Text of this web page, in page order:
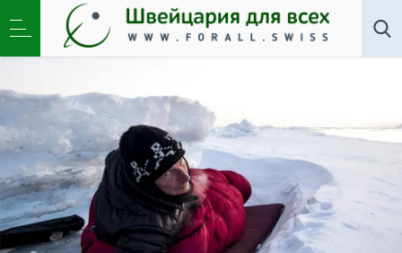
Новости ,Общество»Водка. Даль. Приключения
Хольгера Фритцше в России